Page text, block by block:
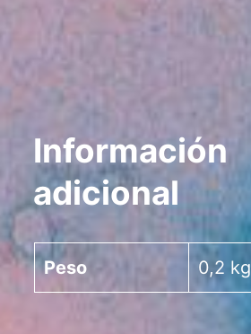
Información
adicional
Peso 0,2 kg